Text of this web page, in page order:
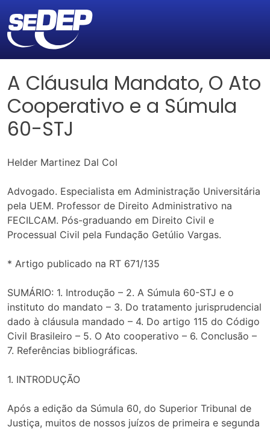
A Cláusula Mandato, O Ato
Cooperativo e a Súmula
60-STJ
Helder Martinez Dal Col
Advogado. Especialista em Administração Universitária
pela UEM. Professor de Direito Administrativo na
FECILCAM. Pós-graduando em Direito Civil e
Processual Civil pela Fundação Getúlio Vargas.
* Artigo publicado na RT 671/135
SUMÁRIO: 1. Introdução – 2. A Súmula 60-STJ e o
instituto do mandato – 3. Do tratamento jurisprudencial
dado à cláusula mandado – 4. Do artigo 115 do Código
Civil Brasileiro – 5. O Ato cooperativo – 6. Conclusão –
7. Referências bibliográficas.
1. INTRODUÇÃO
Após a edição da Súmula 60, do Superior Tribunal de
Justiça, muitos de nossos juízos de primeira e segunda